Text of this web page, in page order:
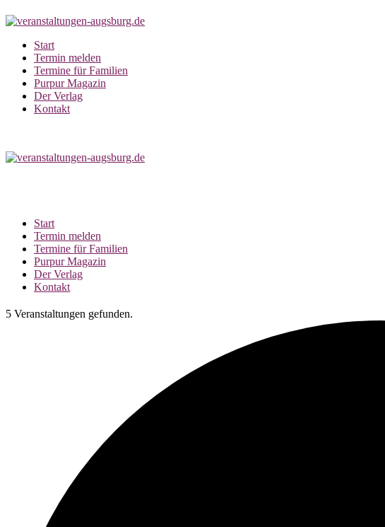
Inhalt
Start
Termin melden
Termine für Familien
Purpur Magazin
Der Verlag
Kontakt
Start
Termin melden
Termine für Familien
Purpur Magazin
Der Verlag
Kontakt
5 Veranstaltungen gefunden.